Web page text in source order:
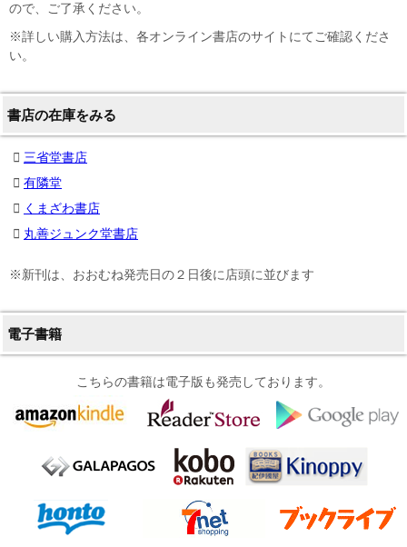
ので、ご了承ください。
※詳しい購入方法は、各オンライン書店のサイトにてご確認くださ
い。
書店の在庫をみる
三省堂書店
有隣堂
くまざわ書店
丸善ジュンク堂書店
※新刊は、おおむね発売日の２日後に店頭に並びます
電子書籍
こちらの書籍は電子版も発売しております。